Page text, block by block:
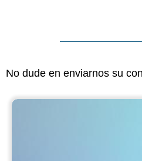
No dude en enviarnos su